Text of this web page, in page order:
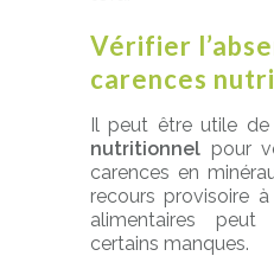
Vérifier
carences
Il peut être utile de
nutritionnel pour
carences en
recours provisoire
alimentaires
certains manques.